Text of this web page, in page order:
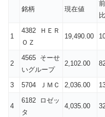
銘柄 現在値
比
1
4382 ＨＥＲ
ＯＺ
19,490.00
2
4565 そーせ
いグループ
2,102.00
3 5704 ＪＭＣ 2,036.00
4
6182 ロゼッ
タ
4,035.00